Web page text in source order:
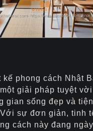
kế phong cách Nhật
giải pháp tuyệt
gian sống đẹp và
sự đơn giản, tinh
cách này đang